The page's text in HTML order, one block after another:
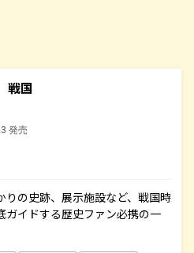
戦国
発売
りの史跡、展示施設など、戦国時
ガイドする歴史ファン必携の一